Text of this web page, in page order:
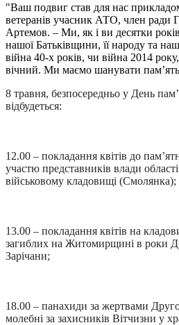
"Ваш подвиг став для нас
ветеранів учасник АТО, член
Артемов. – Ми, як і ви десятки
нашої Батьківщини, її народу та
війна 40-х років, чи війна 2014
вічний. Ми маємо шанувати
8 травня, безпосередньо у День
відбудеться:
12.00 – покладання квітів до
участю представників влади
військовому кладовищі (Смолянка);
13.00 – покладання квітів на
загиблих на Житомирщині в роки
Зарічани;
18.00 – панахиди за жертвами
молебні за захисників Вітчизни у